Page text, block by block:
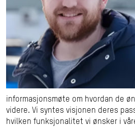
informasjonsmøte om hvordan de
videre. Vi syntes visjonen deres
hvilken funksjonalitet vi ønsker i